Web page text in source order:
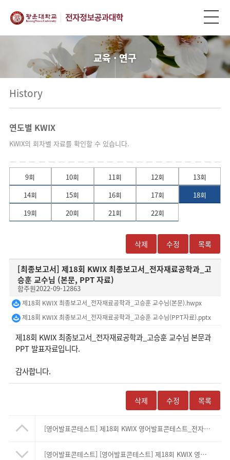
교육 · 연구
History
연도별 KWIX
KWIX의 회차별 자료를 확인할 수 있습니다.
9회 10회 11회 12회
13회
14회
15회 16회 17회
18회
19회
20회 21회 22회
목록
수정
삭제
[최종보고서] 제18회 KWIX 최종보고서_전자재료공학과_고
승훈 교수님 (본문, PPT 자료)
함주원2022-09-12863
제18회 KWIX 최종보고서_전자재료공학과_고승훈 교수님(본문).hwpx
제18회 KWIX 최종보고서_전자재료공학과_고승훈 교수님(PPT자료).pptx
​제18회 KWIX 최종보고서_전자재료공학과_고승훈 교수님 본문과
PPT 발표자료입니다.
감사합니다.
목록
수정
삭제
[영어발표콘테스트] 제18회 KWIX 영어발표콘테스트_전자재료공학과_고승훈 교수님
[영어발표콘테스트] [영어발표콘테스트] 제18회 KWIX 영어발표콘테스트_전자공학과_박하민 교수님